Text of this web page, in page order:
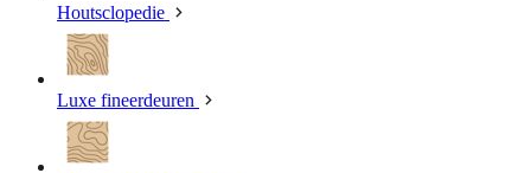
Houtsclopedie
Luxe fineerdeuren